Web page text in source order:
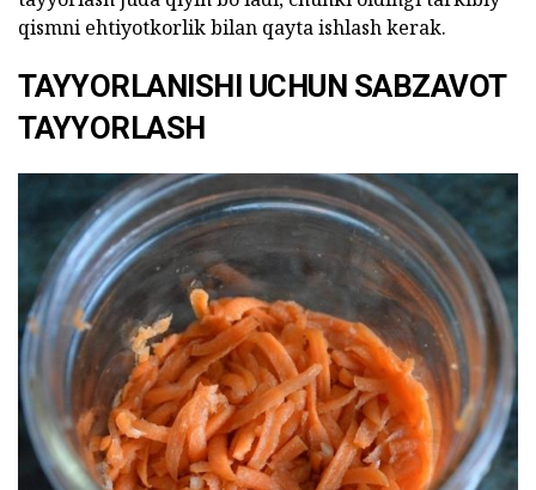
qismni ehtiyotkorlik bilan qayta ishlash kerak.
TAYYORLANISHI UCHUN SABZAVOT
TAYYORLASH